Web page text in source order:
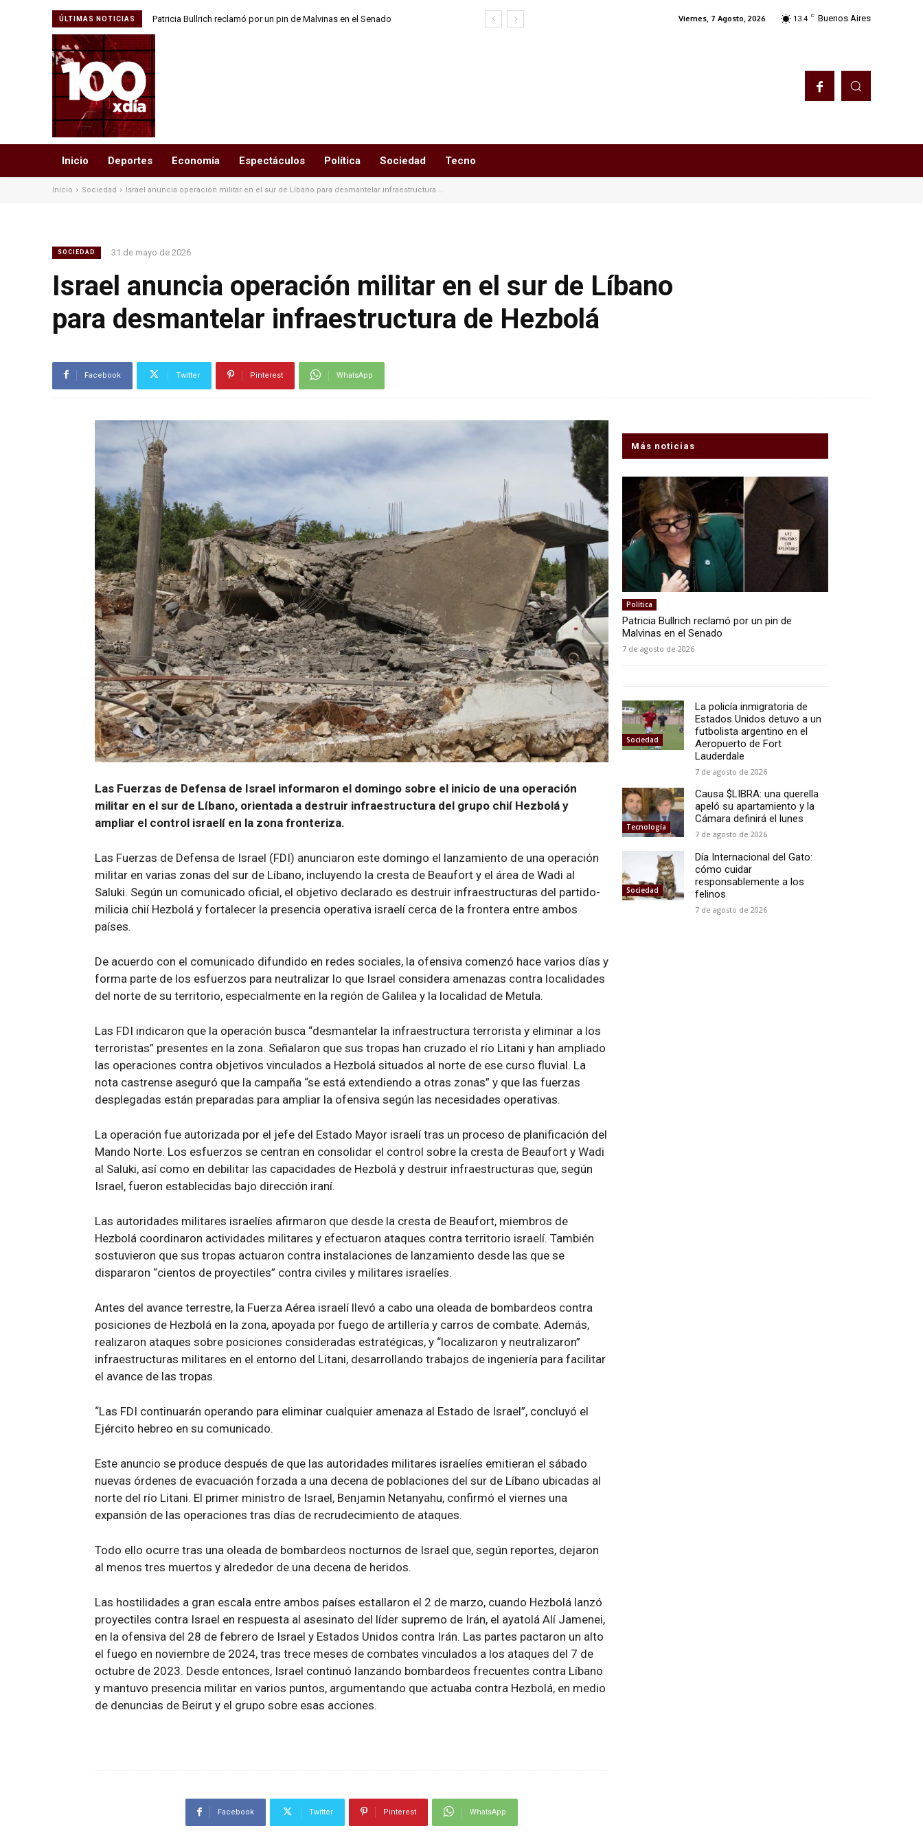
ÚLTIMAS NOTICIAS Patricia Bullrich reclamó por un pin de Malvinas en el Senado
La policía inmigratoria de Estados Unidos detuvo a un futbolista
Viernes, 7 Agosto, 2026 13.4 C Buenos Aires
Inicio Deportes Economía Espectáculos Política Sociedad Tecno
Inicio Sociedad Israel anuncia operación militar en el sur de Líbano para desmantelar infraestructura...
SOCIEDAD 31 de mayo de 2026
Israel anuncia operación militar en el sur de Líbano
para desmantelar infraestructura de Hezbolá
Facebook Twitter Pinterest WhatsApp
Las Fuerzas de Defensa de Israel informaron el domingo sobre el inicio de una operación
militar en el sur de Líbano, orientada a destruir infraestructura del grupo chií Hezbolá y
ampliar el control israelí en la zona fronteriza.
Las Fuerzas de Defensa de Israel (FDI) anunciaron este domingo el lanzamiento de una operación
militar en varias zonas del sur de Líbano, incluyendo la cresta de Beaufort y el área de Wadi al
Saluki. Según un comunicado oficial, el objetivo declarado es destruir infraestructuras del partido-
milicia chií Hezbolá y fortalecer la presencia operativa israelí cerca de la frontera entre ambos
países.
De acuerdo con el comunicado difundido en redes sociales, la ofensiva comenzó hace varios días y
forma parte de los esfuerzos para neutralizar lo que Israel considera amenazas contra localidades
del norte de su territorio, especialmente en la región de Galilea y la localidad de Metula.
Las FDI indicaron que la operación busca “desmantelar la infraestructura terrorista y eliminar a los
terroristas” presentes en la zona. Señalaron que sus tropas han cruzado el río Litani y han ampliado
las operaciones contra objetivos vinculados a Hezbolá situados al norte de ese curso fluvial. La
nota castrense aseguró que la campaña “se está extendiendo a otras zonas” y que las fuerzas
desplegadas están preparadas para ampliar la ofensiva según las necesidades operativas.
La operación fue autorizada por el jefe del Estado Mayor israelí tras un proceso de planificación del
Mando Norte. Los esfuerzos se centran en consolidar el control sobre la cresta de Beaufort y Wadi
al Saluki, así como en debilitar las capacidades de Hezbolá y destruir infraestructuras que, según
Israel, fueron establecidas bajo dirección iraní.
Las autoridades militares israelíes afirmaron que desde la cresta de Beaufort, miembros de
Hezbolá coordinaron actividades militares y efectuaron ataques contra territorio israelí. También
sostuvieron que sus tropas actuaron contra instalaciones de lanzamiento desde las que se
dispararon “cientos de proyectiles” contra civiles y militares israelíes.
Antes del avance terrestre, la Fuerza Aérea israelí llevó a cabo una oleada de bombardeos contra
posiciones de Hezbolá en la zona, apoyada por fuego de artillería y carros de combate. Además,
realizaron ataques sobre posiciones consideradas estratégicas, y “localizaron y neutralizaron”
infraestructuras militares en el entorno del Litani, desarrollando trabajos de ingeniería para facilitar
el avance de las tropas.
“Las FDI continuarán operando para eliminar cualquier amenaza al Estado de Israel”, concluyó el
Ejército hebreo en su comunicado.
Este anuncio se produce después de que las autoridades militares israelíes emitieran el sábado
nuevas órdenes de evacuación forzada a una decena de poblaciones del sur de Líbano ubicadas al
norte del río Litani. El primer ministro de Israel, Benjamin Netanyahu, confirmó el viernes una
expansión de las operaciones tras días de recrudecimiento de ataques.
Todo ello ocurre tras una oleada de bombardeos nocturnos de Israel que, según reportes, dejaron
al menos tres muertos y alrededor de una decena de heridos.
Las hostilidades a gran escala entre ambos países estallaron el 2 de marzo, cuando Hezbolá lanzó
proyectiles contra Israel en respuesta al asesinato del líder supremo de Irán, el ayatolá Alí Jamenei,
en la ofensiva del 28 de febrero de Israel y Estados Unidos contra Irán. Las partes pactaron un alto
el fuego en noviembre de 2024, tras trece meses de combates vinculados a los ataques del 7 de
octubre de 2023. Desde entonces, Israel continuó lanzando bombardeos frecuentes contra Líbano
y mantuvo presencia militar en varios puntos, argumentando que actuaba contra Hezbolá, en medio
de denuncias de Beirut y el grupo sobre esas acciones.
Facebook Twitter Pinterest WhatsApp
Más noticias
Política
Patricia Bullrich reclamó por un pin de
Malvinas en el Senado
7 de agosto de 2026
Sociedad
La policía inmigratoria de
Estados Unidos detuvo a un
futbolista argentino en el
Aeropuerto de Fort
Lauderdale
7 de agosto de 2026
Tecnología
Causa $LIBRA: una querella
apeló su apartamiento y la
Cámara definirá el lunes
7 de agosto de 2026
Sociedad
Día Internacional del Gato:
cómo cuidar
responsablemente a los
felinos
7 de agosto de 2026